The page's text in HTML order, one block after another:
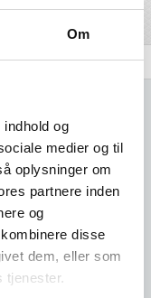
Om
og
medier og til
oplysninger om
partnere inden
og
disse
dem, eller som
tjenester.
Liste
for